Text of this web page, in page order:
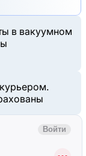
в вакуумном